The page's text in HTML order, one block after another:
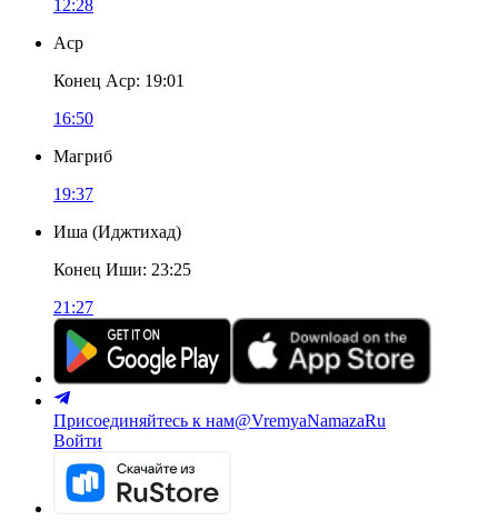
12:28
Аср
Конец Аср: 19:01
16:50
Магриб
19:37
Иша (Иджтихад)
Конец Иши: 23:25
21:27
Присоединяйтесь к нам@VremyaNamazaRu
Войти